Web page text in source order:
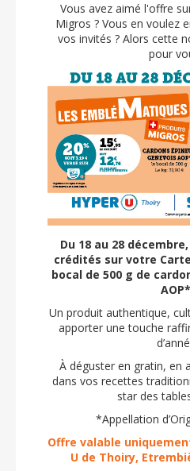
Vous avez aimé l'offre
Migros ? Vous en voulez
vos invités ? Alors cette
pour
Du 18 au 28
crédités sur votre Carte
bocal de 500 g de
Un produit authentique,
apporter une touche
À déguster en gratin, en
dans vos recettes
star des
*Appellation
Offre valable
U de Thoiry,